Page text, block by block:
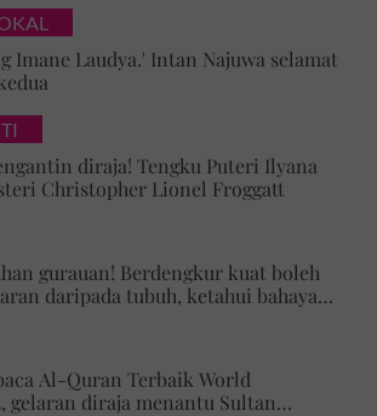
Imane Laudya.' Intan Najuwa selamat
diraja! Tengku Puteri Ilyana
Christopher Lionel Froggatt
gurauan! Berdengkur kuat boleh
daripada tubuh, ketahui bahaya
Al-Quran Terbaik World
gelaran diraja menantu Sultan